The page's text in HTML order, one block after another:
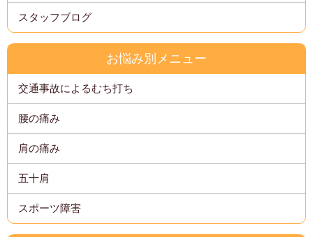
スタッフブログ
お悩み別メニュー
交通事故によるむち打ち
腰の痛み
肩の痛み
五十肩
スポーツ障害